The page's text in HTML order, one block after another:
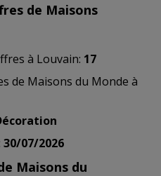
de Maisons
à Louvain: 17
de Maisons du Monde à
30/07/2026
Maisons du